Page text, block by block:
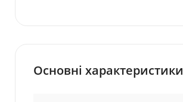
Основні характеристики